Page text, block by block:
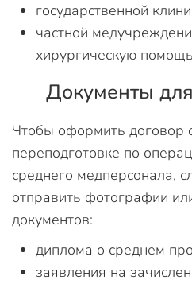
государственной
частной
хирургическую
Документы
Чтобы оформить договор
переподготовке по
среднего медперсонала,
отправить фотографии
документов:
диплома о среднем
заявления на